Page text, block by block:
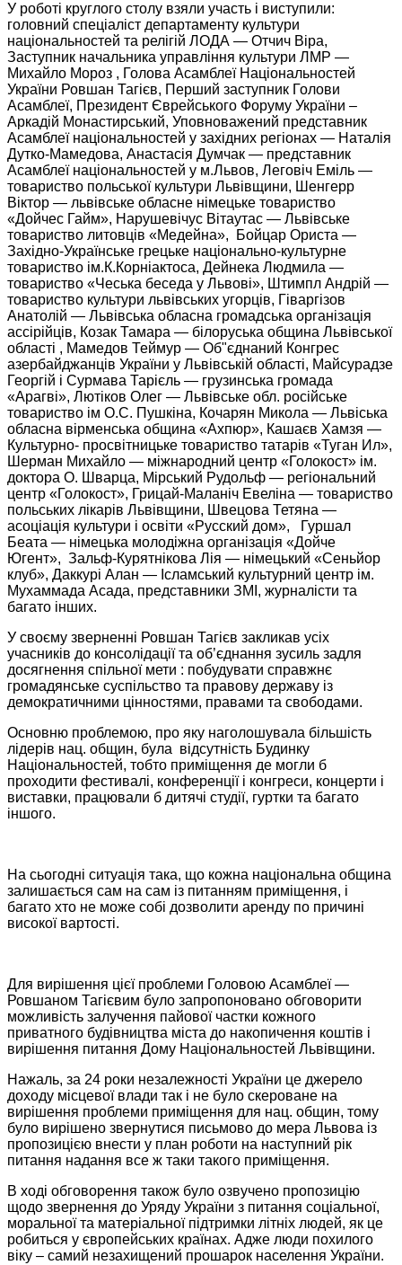
У роботі круглого столу взяли участь і виступили:
головний спеціаліст департаменту культури
національностей та релігій ЛОДА — Отчич Віра,
Заступник начальника управління культури ЛМР —
Михайло Мороз , Голова Асамблеї Національностей
України Ровшан Тагієв, Перший заступник Голови
Асамблеї, Президент Єврейського Форуму України –
Аркадій Монастирський, Уповноважений представник
Асамблеї національностей у західних регіонах — Наталія
Дутко-Мамедова, Анастасія Думчак — представник
Асамблеї національностей у м.Львов, Леговіч Еміль —
товариство польської культури Львівщини, Шенгерр
Віктор — львівське обласне німецьке товариство
«Дойчес Гайм», Нарушевічус Вітаутас — Львівське
товариство литовців «Медейна», Бойцар Ориста —
Західно-Українське грецьке національно-культурне
товариство ім.К.Корніактоса, Дейнека Людмила —
товариство «Чеська беседа у Львові», Штимпл Андрій —
товариство культури львівських угорців, Гіваргізов
Анатолій — Львівська обласна громадська організація
ассірійців, Козак Тамара — білоруська община Львівської
області , Мамедов Теймур — Об"єднаний Конгрес
азербайджанців України у Львівській області, Майсурадзе
Георгій і Сурмава Тарієль — грузинська громада
«Арагві», Лютіков Олег — Львівське обл. російське
товариство ім О.С. Пушкіна, Кочарян Микола — Львіська
обласна вірменська община «Ахпюр», Кашаєв Хамзя —
Культурно- просвітницьке товариство татарів «Туган Ил»,
Шерман Михайло — міжнародний центр «Голокост» ім.
доктора О. Шварца, Мірський Рудольф — регіональний
центр «Голокост», Грицай-Маланіч Евеліна — товариство
польських лікарів Львівщини, Швецова Тетяна —
асоціація культури і освіти «Русский дом», Гуршал
Беата — німецька молодіжна організація «Дойче
Югент», Зальф-Курятнікова Лія — німецький «Сеньйор
клуб», Даккурі Алан — Ісламський культурний центр ім.
Мухаммада Асада, представники ЗМІ, журналісти та
багато інших.
У своєму зверненні Ровшан Тагієв закликав усіх
учасників до консолідації та об’єднання зусиль задля
досягнення спільної мети : побудувати справжнє
громадянське суспільство та правову державу із
демократичними цінностями, правами та свободами.
Основню проблемою, про яку наголошувала більшість
лідерів нац. общин, була відсутність Будинку
Національностей, тобто приміщення де могли б
проходити фестивалі, конференції і конгреси, концерти і
виставки, працювали б дитячі студії, гуртки та багато
іншого.
На сьогодні ситуація така, що кожна національна община
залишається сам на сам із питанням приміщення, і
багато хто не може собі дозволити аренду по причині
високої вартості.
Для вирішення цієї проблеми Головою Асамблеї —
Ровшаном Тагієвим було запропоновано обговорити
можливість залучення пайової частки кожного
приватного будівництва міста до накопичення коштів і
вирішення питання Дому Національностей Львівщини.
Нажаль, за 24 роки незалежності України це джерело
доходу місцевої влади так і не було скероване на
вирішення проблеми приміщення для нац. общин, тому
було вирішено звернутися письмово до мера Львова із
пропозицією внести у план роботи на наступний рік
питання надання все ж таки такого приміщення.
В ході обговорення також було озвучено пропозицію
щодо звернення до Уряду України з питання соціальної,
моральної та матеріальної підтримки літніх людей, як це
робиться у європейських країнах. Адже люди похилого
віку – самий незахищений прошарок населення України.